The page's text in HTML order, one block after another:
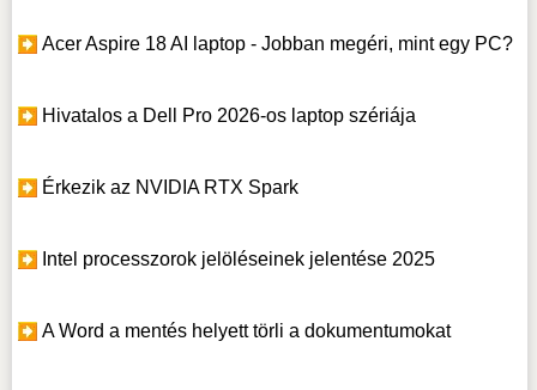
Acer Aspire 18 AI laptop - Jobban megéri, mint egy PC?
Hivatalos a Dell Pro 2026-os laptop szériája
Érkezik az NVIDIA RTX Spark
Intel processzorok jelöléseinek jelentése 2025
A Word a mentés helyett törli a dokumentumokat